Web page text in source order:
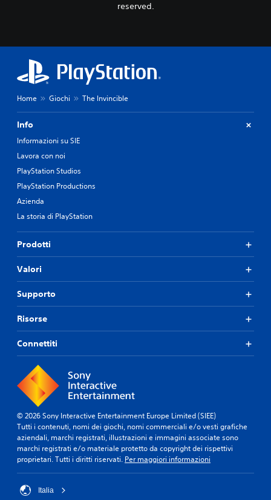
reserved.
Home Giochi The Invincible
Info
Informazioni su SIE
Lavora con noi
PlayStation Studios
PlayStation Productions
Azienda
La storia di PlayStation
Prodotti
Valori
Supporto
Risorse
Connettiti
© 2026 Sony Interactive Entertainment Europe Limited (SIEE)
Tutti i contenuti, nomi dei giochi, nomi commerciali e/o vesti grafiche
aziendali, marchi registrati, illustrazioni e immagini associate sono
marchi registrati e/o materiale protetto da copyright dei rispettivi
proprietari. Tutti i diritti riservati. Per maggiori informazioni
Italia